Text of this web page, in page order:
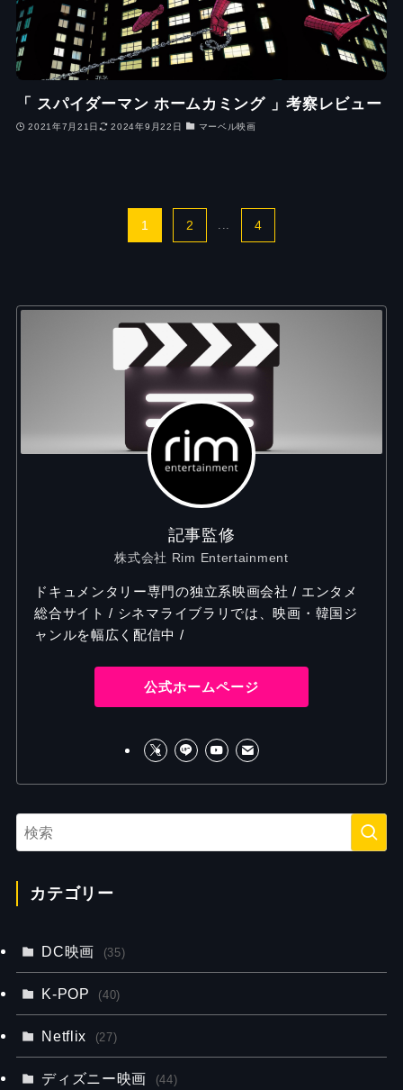
「 スパイダーマン ホームカミング 」考察レビュー
2021年7月21日 2024年9月22日 マーベル映画
1 2 4
記事監修
株式会社 Rim Entertainment
ドキュメンタリー専門の独立系映画会社 / エンタメ
総合サイト / シネマライブラリでは、映画・韓国ジ
ャンルを幅広く配信中 /
公式ホームページ
カテゴリー
DC映画 (35)
K-POP (40)
Netflix (27)
ディズニー映画 (44)